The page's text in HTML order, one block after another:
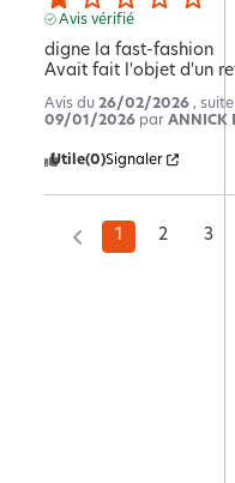
Avis vérifié
digne la fast-fashion
Avait fait l'objet d'un
Avis du 26/02/2026 ,
09/01/2026 par ANNICK
Utile(0)Signaler
1 2 3